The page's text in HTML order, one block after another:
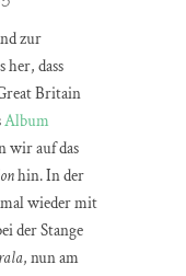
zur
her, dass
Britain
Album
wir auf das
hin. In der
wieder mit
der Stange
, nun am